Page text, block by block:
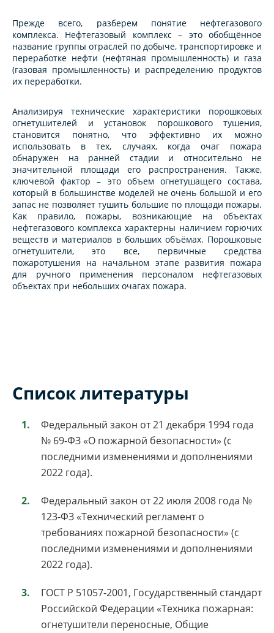
Прежде всего, разберем понятие нефтегазового
комплекса. Нефтегазовый комплекс – это обобщённое
название группы отраслей по добыче, транспортировке и
переработке нефти (нефтяная промышленность) и газа
(газовая промышленность) и распределению продуктов
их переработки.
Анализируя технические характеристики порошковых
огнетушителей и установок порошкового тушения,
становится понятно, что эффективно их можно
использовать в тех, случаях, когда очаг пожара
обнаружен на ранней стадии и относительно не
значительной площади его распространения. Также,
ключевой фактор – это объем огнетушащего состава,
который в большинстве моделей не очень большой и его
запас не позволяет тушить большие по площади пожары.
Как правило, пожары, возникающие на объектах
нефтегазового комплекса характерны наличием горючих
веществ и материалов в больших объёмах. Порошковые
огнетушители, это все, первичные средства
пожаротушения на начальном этапе развития пожара
для ручного применения персоналом нефтегазовых
объектах при небольших очагах пожара.
Список литературы
Федеральный закон от 21 декабря 1994 года
№ 69-ФЗ «О пожарной безопасности» (с
последними изменениями и дополнениями
2022 года).
Федеральный закон от 22 июля 2008 года №
123-ФЗ «Технический регламент о
требованиях пожарной безопасности» (с
последними изменениями и дополнениями
2022 года).
ГОСТ Р 51057-2001, Государственный стандарт
Российской Федерации «Техника пожарная:
огнетушители переносные, Общие